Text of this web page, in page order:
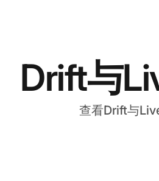
Drift与
查看Drift与